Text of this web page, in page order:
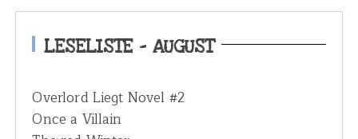
c
h
f
r
:
LESELISTE – AUGUST
Overlord Liegt Novel #2
Once a Villain